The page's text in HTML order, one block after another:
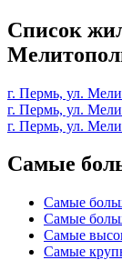
Список
г. Пермь, ул.
г. Пермь, ул.
г. Пермь, ул.
Самые
Самые
Самые
Самые
Самые